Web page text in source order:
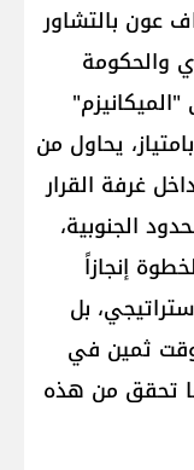
عون​ بالتشاور
والحكومة
يحاول من
غرفة القرار
الجنوبية​،
إنجازاً
بل
ثمين في
تحقق من هذه